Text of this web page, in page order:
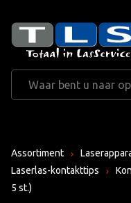
Assortiment
Laserlas-kontakttips
5 st.)